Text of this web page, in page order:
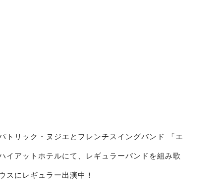
トリック・ヌジエとフレンチスイングバンド 「エ
イアットホテルにて、レギュラーバンドを組み歌
スにレギュラー出演中！